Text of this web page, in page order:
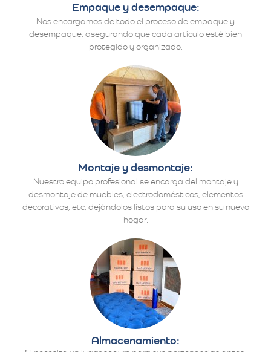
Empaque y desempaque:
Nos encargamos de todo el proceso de empaque y
desempaque, asegurando que cada artículo esté bien
protegido y organizado.
Montaje y desmontaje:
Nuestro equipo profesional se encarga del montaje y
desmontaje de muebles, electrodomésticos, elementos
decorativos, etc, dejándolos listos para su uso en su nuevo
hogar.
Almacenamiento: